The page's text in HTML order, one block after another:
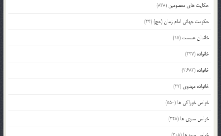
حکایت های معصومین (838)
حکومت جهانی امام زمان (عج)(24)
خاندان عصمت (15)
خانواده (227)
خانواده (2,682)
خانواده مهدوی (22)
خواص خوراکی ها (550)
خواص سبزی ها (228)